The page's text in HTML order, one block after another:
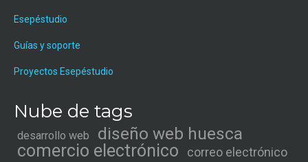
Esepéstudio
Guías y soporte
Proyectos Esepéstudio
Nube de tags
desarrollo web
diseño web huesca
comercio electrónico
correo electrónico